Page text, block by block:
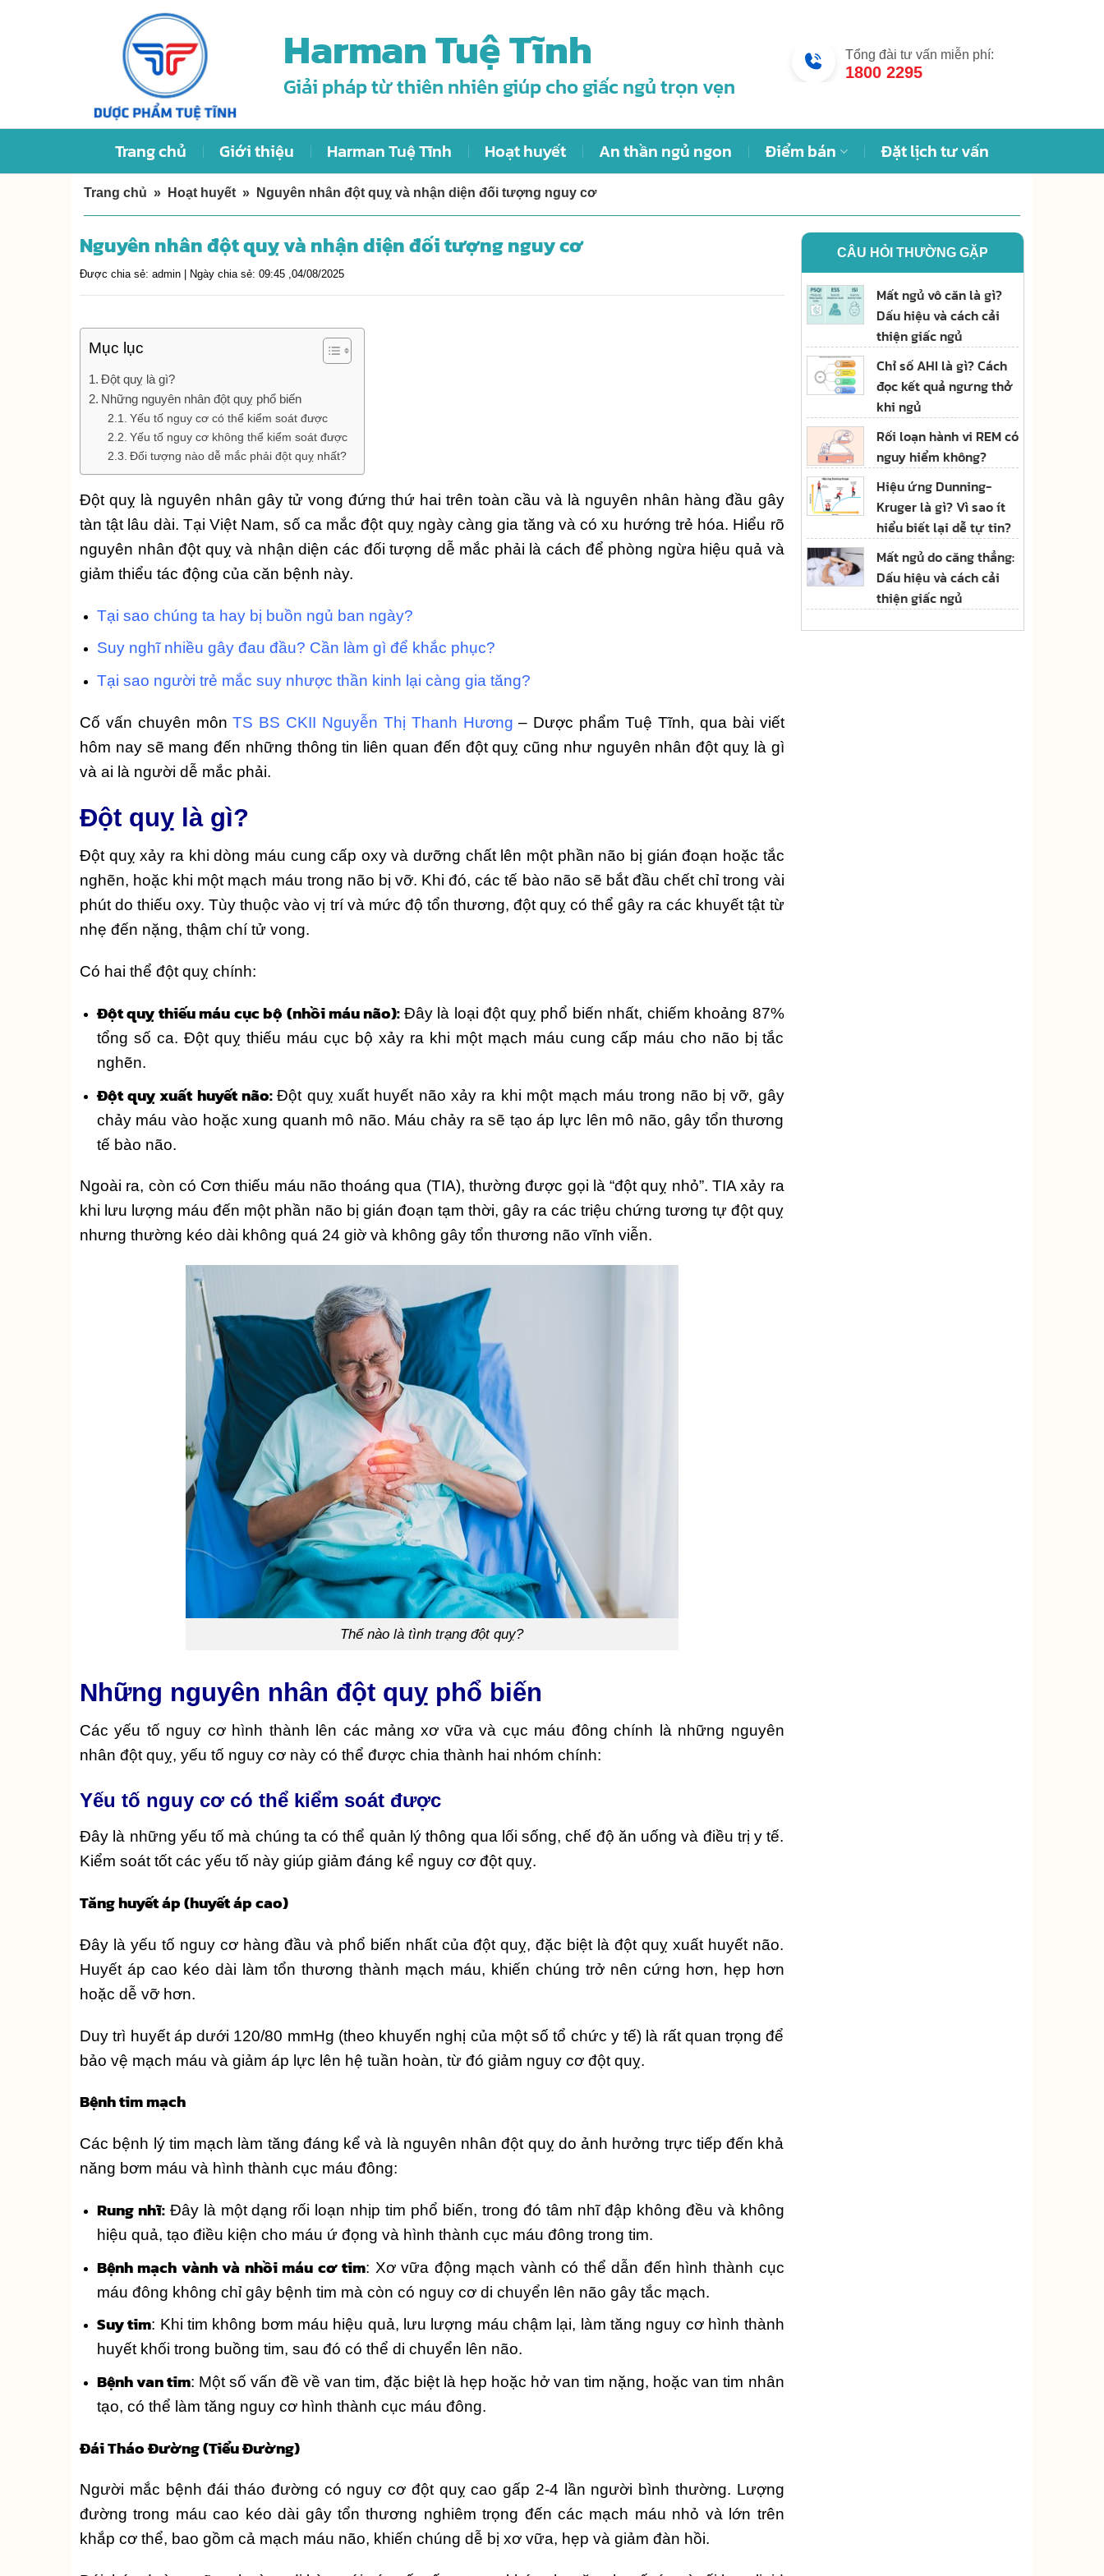
Harman Tuệ Tĩnh
Giải pháp từ thiên nhiên giúp cho giấc ngủ trọn vẹn
Tổng đài tư vấn miễn phí:
1800 2295
Trang chủ Giới thiệu Harman Tuệ Tĩnh Hoạt huyết An thần ngủ ngon Điểm bán Đặt lịch tư vấn
Trang chủ » Hoạt huyết » Nguyên nhân đột quỵ và nhận diện đối tượng nguy cơ
Nguyên nhân đột quỵ và nhận diện đối tượng nguy cơ
Được chia sẻ: admin | Ngày chia sẻ: 09:45 ,04/08/2025
Mục lục
Đột quỵ là gì?
Những nguyên nhân đột quỵ phổ biến
Yếu tố nguy cơ có thể kiểm soát được
Yếu tố nguy cơ không thể kiểm soát được
Đối tượng nào dễ mắc phải đột quỵ nhất?
Đột quỵ là nguyên nhân gây tử vong đứng thứ hai trên toàn cầu và là nguyên nhân hàng đầu gây
tàn tật lâu dài. Tại Việt Nam, số ca mắc đột quỵ ngày càng gia tăng và có xu hướng trẻ hóa. Hiểu rõ
nguyên nhân đột quỵ và nhận diện các đối tượng dễ mắc phải là cách để phòng ngừa hiệu quả và
giảm thiểu tác động của căn bệnh này.
Tại sao chúng ta hay bị buồn ngủ ban ngày?
Suy nghĩ nhiều gây đau đầu? Cần làm gì để khắc phục?
Tại sao người trẻ mắc suy nhược thần kinh lại càng gia tăng?
Cố vấn chuyên mônTS BS CKII Nguyễn Thị Thanh Hương – Dược phẩm Tuệ Tĩnh, qua bài viết
hôm nay sẽ mang đến những thông tin liên quan đến đột quỵ cũng như nguyên nhân đột quỵ là gì
và ai là người dễ mắc phải.
Đột quỵ là gì?
Đột quỵ xảy ra khi dòng máu cung cấp oxy và dưỡng chất lên một phần não bị gián đoạn hoặc tắc
nghẽn, hoặc khi một mạch máu trong não bị vỡ. Khi đó, các tế bào não sẽ bắt đầu chết chỉ trong vài
phút do thiếu oxy. Tùy thuộc vào vị trí và mức độ tổn thương, đột quỵ có thể gây ra các khuyết tật từ
nhẹ đến nặng, thậm chí tử vong.
Có hai thể đột quỵ chính:
Đột quỵ thiếu máu cục bộ (nhồi máu não): Đây là loại đột quỵ phổ biến nhất, chiếm khoảng 87%
tổng số ca. Đột quỵ thiếu máu cục bộ xảy ra khi một mạch máu cung cấp máu cho não bị tắc
nghẽn.
Đột quỵ xuất huyết não:Đột quỵ xuất huyết não xảy ra khi một mạch máu trong não bị vỡ, gây
chảy máu vào hoặc xung quanh mô não. Máu chảy ra sẽ tạo áp lực lên mô não, gây tổn thương
tế bào não.
Ngoài ra, còn có Cơn thiếu máu não thoáng qua (TIA), thường được gọi là “đột quỵ nhỏ”. TIA xảy ra
khi lưu lượng máu đến một phần não bị gián đoạn tạm thời, gây ra các triệu chứng tương tự đột quỵ
nhưng thường kéo dài không quá 24 giờ và không gây tổn thương não vĩnh viễn.
Thế nào là tình trạng đột quỵ?
Những nguyên nhân đột quỵ phổ biến
Các yếu tố nguy cơ hình thành lên các mảng xơ vữa và cục máu đông chính là những nguyên
nhân đột quỵ, yếu tố nguy cơ này có thể được chia thành hai nhóm chính:
Yếu tố nguy cơ có thể kiểm soát được
Đây là những yếu tố mà chúng ta có thể quản lý thông qua lối sống, chế độ ăn uống và điều trị y tế.
Kiểm soát tốt các yếu tố này giúp giảm đáng kể nguy cơ đột quỵ.
Tăng huyết áp (huyết áp cao)
Đây là yếu tố nguy cơ hàng đầu và phổ biến nhất của đột quỵ, đặc biệt là đột quỵ xuất huyết não.
Huyết áp cao kéo dài làm tổn thương thành mạch máu, khiến chúng trở nên cứng hơn, hẹp hơn
hoặc dễ vỡ hơn.
Duy trì huyết áp dưới 120/80 mmHg (theo khuyến nghị của một số tổ chức y tế) là rất quan trọng để
bảo vệ mạch máu và giảm áp lực lên hệ tuần hoàn, từ đó giảm nguy cơ đột quỵ.
Bệnh tim mạch
Các bệnh lý tim mạch làm tăng đáng kể và là nguyên nhân đột quỵ do ảnh hưởng trực tiếp đến khả
năng bơm máu và hình thành cục máu đông:
Rung nhĩ:Đây là một dạng rối loạn nhịp tim phổ biến, trong đó tâm nhĩ đập không đều và không
hiệu quả, tạo điều kiện cho máu ứ đọng và hình thành cục máu đông trong tim.
Bệnh mạch vành và nhồi máu cơ tim: Xơ vữa động mạch vành có thể dẫn đến hình thành cục
máu đông không chỉ gây bệnh tim mà còn có nguy cơ di chuyển lên não gây tắc mạch.
Suy tim: Khi tim không bơm máu hiệu quả, lưu lượng máu chậm lại, làm tăng nguy cơ hình thành
huyết khối trong buồng tim, sau đó có thể di chuyển lên não.
Bệnh van tim: Một số vấn đề về van tim, đặc biệt là hẹp hoặc hở van tim nặng, hoặc van tim nhân
tạo, có thể làm tăng nguy cơ hình thành cục máu đông.
Đái Tháo Đường (Tiểu Đường)
Người mắc bệnh đái tháo đường có nguy cơ đột quỵ cao gấp 2-4 lần người bình thường. Lượng
đường trong máu cao kéo dài gây tổn thương nghiêm trọng đến các mạch máu nhỏ và lớn trên
khắp cơ thể, bao gồm cả mạch máu não, khiến chúng dễ bị xơ vữa, hẹp và giảm đàn hồi.
CÂU HỎI THƯỜNG GẶP
Mất ngủ vô căn là gì?
Dấu hiệu và cách cải
thiện giấc ngủ
Chỉ số AHI là gì? Cách
đọc kết quả ngưng thở
khi ngủ
Rối loạn hành vi REM có
nguy hiểm không?
Hiệu ứng Dunning-
Kruger là gì? Vì sao ít
hiểu biết lại dễ tự tin?
Mất ngủ do căng thẳng:
Dấu hiệu và cách cải
thiện giấc ngủ